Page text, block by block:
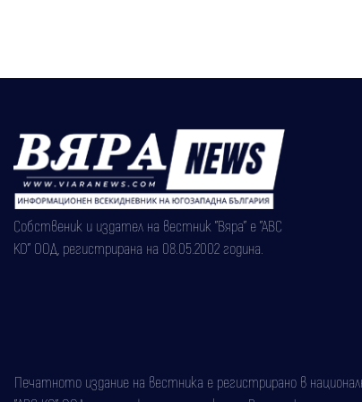
Собственик и издател на вестник "Вяра" е "АВС
КО" ООД, регистрирана на 08.05.2002 година.
Печатното издание на вестника е регистрирано в